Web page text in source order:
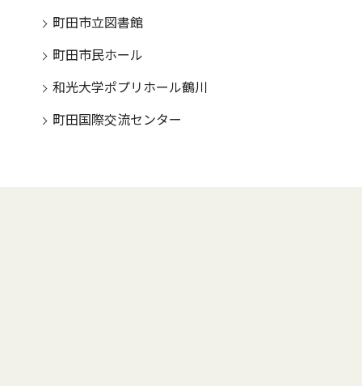
町田市立図書館
町田市民ホール
和光大学ポプリホール鶴川
町田国際交流センター